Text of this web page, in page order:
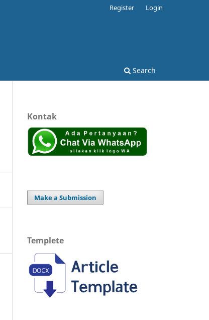
Search
Register Login
Kontak
Make a Submission
Templete